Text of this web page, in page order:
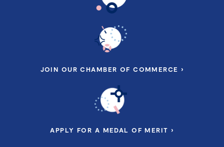
JOIN OUR CHAMBER OF COMMERCE ›
APPLY FOR A MEDAL OF MERIT ›